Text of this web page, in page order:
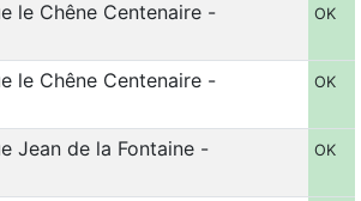
le Chêne Centenaire -
OK
le Chêne Centenaire -
OK
Jean de la Fontaine -
OK